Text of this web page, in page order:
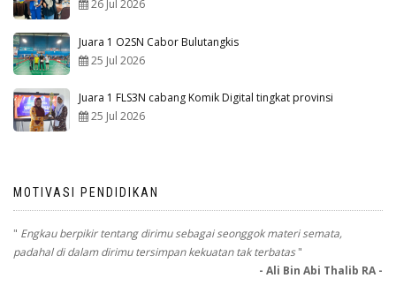
26 Jul 2026
Juara 1 O2SN Cabor Bulutangkis
25 Jul 2026
Juara 1 FLS3N cabang Komik Digital tingkat provinsi
25 Jul 2026
MOTIVASI PENDIDIKAN
" Engkau berpikir tentang dirimu sebagai seonggok materi semata,
padahal di dalam dirimu tersimpan kekuatan tak terbatas"
- Ali Bin Abi Thalib RA -